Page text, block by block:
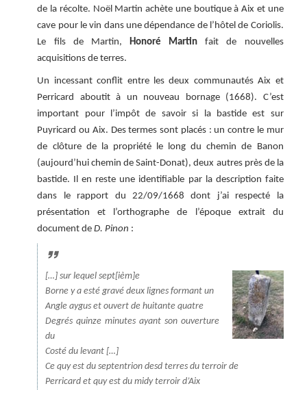
de la récolte. Noël Martin achète une boutique à Aix et une
cave pour le vin dans une dépendance de l’hôtel de Coriolis.
Le fils de Martin,
Honoré Martin fait de nouvelles
acquisitions de terres.
Un incessant conflit entre les deux communautés Aix et
Perricard aboutit à un nouveau bornage (1668). C’est
important pour l’impôt de savoir si la bastide est sur
Puyricard ou Aix. Des termes sont placés : un contre le mur
de clôture de la propriété le long du chemin de Banon
(aujourd’hui chemin de Saint-Donat), deux autres près de la
bastide. Il en reste une identifiable par la description faite
dans le rapport du 22/09/1668 dont j’ai respecté la
présentation et l’orthographe de l’époque extrait du
document deD. Pinon :
[…] sur lequel sept[ièm]e
Borne y a esté gravé deux lignes formant un
Angle aygus et ouvert de huitante quatre
Degrés quinze minutes ayant son ouverture
du
Costé du levant […]
Ce quy est du septentrion desd terres du terroir de
Perricard et quy est du midy terroir d’Aix